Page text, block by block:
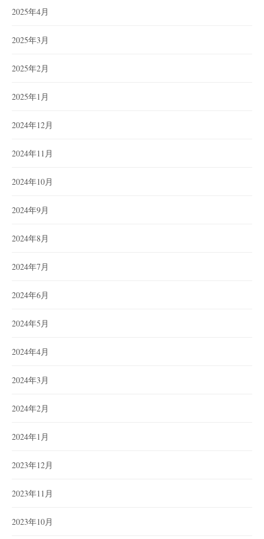
2025年4月
2025年3月
2025年2月
2025年1月
2024年12月
2024年11月
2024年10月
2024年9月
2024年8月
2024年7月
2024年6月
2024年5月
2024年4月
2024年3月
2024年2月
2024年1月
2023年12月
2023年11月
2023年10月